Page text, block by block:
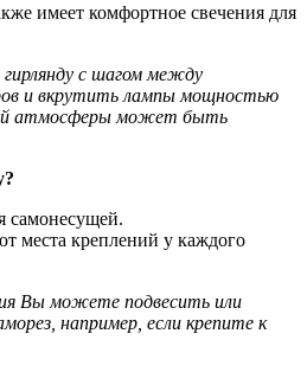
имеет комфортное свечения для
с шагом между
и вкрутить лампы мощностью
атмосферы может быть
самонесущей.
места креплений у каждого
Вы можете подвесить или
например, если крепите к